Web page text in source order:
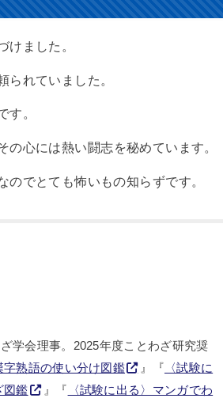
けました。
られていました。
す。
の心には熱い闘志を秘めています。
でとても怖いもの知らずです。
学会理事。2025年度ことわざ研究奨
熟語の使い分け図鑑 』『 〈試験に
図鑑
』『 〈試験に出る〉マンガでわ